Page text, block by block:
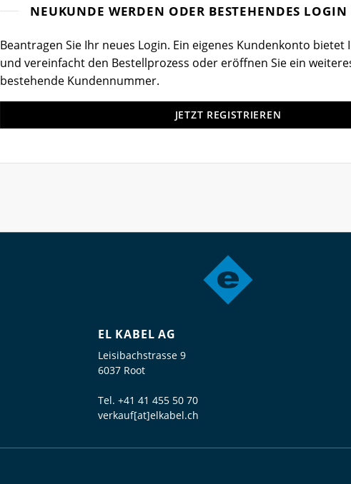
NEUKUNDE WERDEN ODER BESTEHENDES LOGIN
Beantragen Sie Ihr neues Login. Ein eigenes Kundenkonto bietet
und vereinfacht den Bestellprozess oder eröffnen Sie ein
bestehende Kundennummer.
JETZT REGISTRIEREN
EL KABEL AG
Leisibachstrasse 9
6037 Root
Tel. +41 41 455 50 70
verkauf[at]elkabel.ch